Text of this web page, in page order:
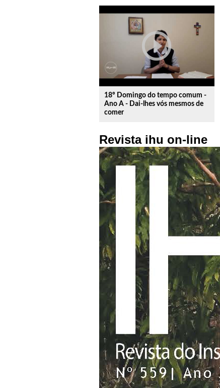
play_circle_outline
18º Domingo do tempo comum -
Ano A - Dai-lhes vós mesmos de
comer
Revista ihu on-line